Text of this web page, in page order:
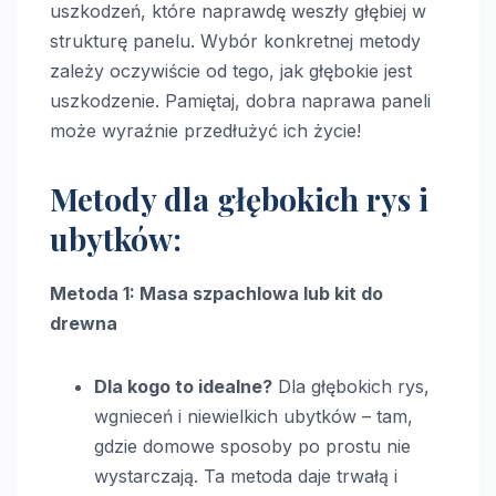
uszkodzeń, które naprawdę weszły głębiej w
strukturę panelu. Wybór konkretnej metody
zależy oczywiście od tego, jak głębokie jest
uszkodzenie. Pamiętaj, dobra naprawa paneli
może wyraźnie przedłużyć ich życie!
Metody dla głębokich rys i
ubytków:
Metoda 1: Masa szpachlowa lub kit do
drewna
Dla kogo to idealne? Dla głębokich rys,
wgnieceń i niewielkich ubytków – tam,
gdzie domowe sposoby po prostu nie
wystarczają. Ta metoda daje trwałą i